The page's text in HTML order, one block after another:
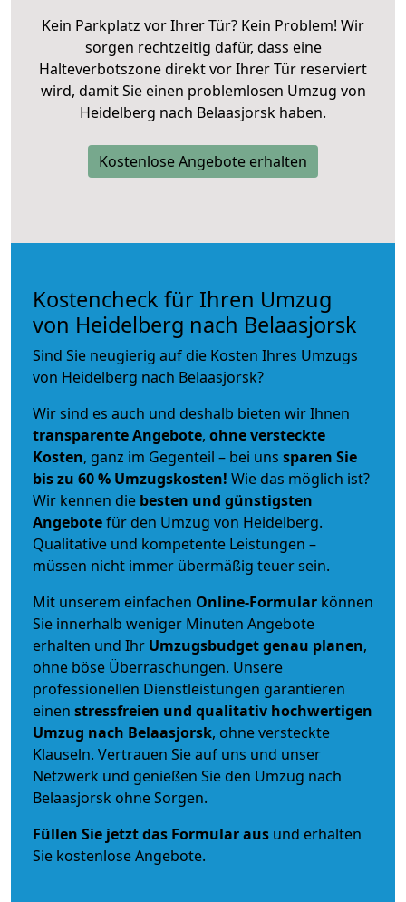
Kein Parkplatz vor Ihrer Tür? Kein Problem! Wir
sorgen rechtzeitig dafür, dass eine
Halteverbotszone direkt vor Ihrer Tür reserviert
wird, damit Sie einen problemlosen Umzug von
Heidelberg nach Belaasjorsk haben.
Kostenlose Angebote erhalten
Kostencheck für Ihren Umzug
von Heidelberg nach Belaasjorsk
Sind Sie neugierig auf die Kosten Ihres Umzugs
von Heidelberg nach Belaasjorsk?
Wir sind es auch und deshalb bieten wir Ihnen
transparente Angebote, ohne versteckte
Kosten, ganz im Gegenteil – bei uns sparen Sie
bis zu 60 % Umzugskosten! Wie das möglich ist?
Wir kennen die besten und günstigsten
Angebotefür den Umzug von Heidelberg.
Qualitative und kompetente Leistungen –
müssen nicht immer übermäßig teuer sein.
Mit unserem einfachen Online-Formular können
Sie innerhalb weniger Minuten Angebote
erhalten und Ihr Umzugsbudgetgenau planen,
ohne böse Überraschungen. Unsere
professionellen Dienstleistungen garantieren
einen stressfreien und qualitativ hochwertigen
Umzug nach Belaasjorsk, ohne versteckte
Klauseln. Vertrauen Sie auf uns und unser
Netzwerk und genießen Sie den Umzug nach
Belaasjorsk ohne Sorgen.
Füllen Sie jetzt das Formular aus und erhalten
Sie kostenlose Angebote.